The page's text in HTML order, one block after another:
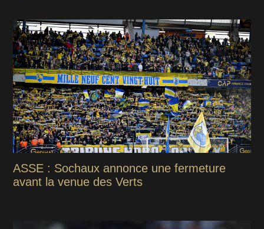
ASSE : Sochaux annonce une fermeture
avant la venue des Verts